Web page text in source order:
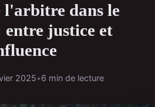
l'arbitre dans le
justice et
2025•6 min de lecture